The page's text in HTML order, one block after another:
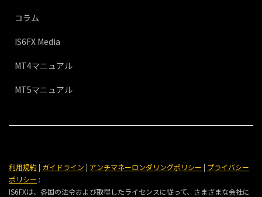
コラム
IS6FX Media
MT4マニュアル
MT5マニュアル
利用規約| ガイドライン | アンチマネーロンダリングポリシー | プライバシー
ポリシー :
IS6FXは、各国の法令および取得したライセンスに従って、さまざまな会社に